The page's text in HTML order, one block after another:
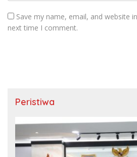
Save my name, email, and website
next time I comment.
Peristiwa